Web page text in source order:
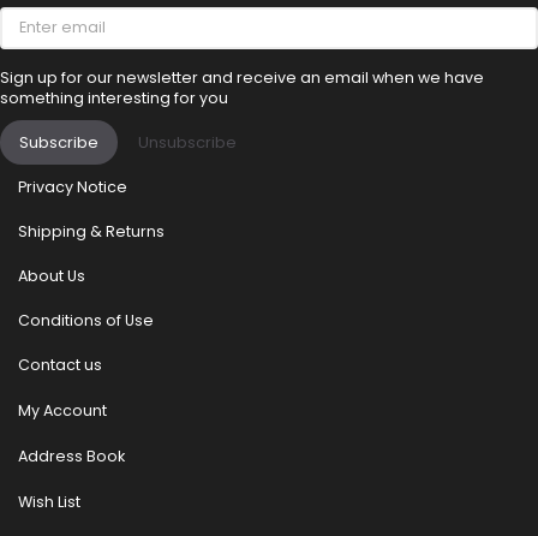
Enter
email
Sign up for our newsletter and receive an email when we have
something interesting for you
Subscribe Unsubscribe
Privacy Notice
Shipping & Returns
About Us
Conditions of Use
Contact us
My Account
Address Book
Wish List